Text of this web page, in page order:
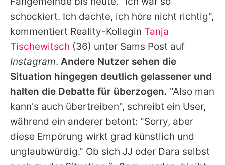
schockiert. Ich dachte, ich höre nicht richtig",
kommentiert Reality-Kollegin Tanja
Tischewitsch (36) unter Sams Post auf
Instagram. Andere Nutzer sehen die
Situation hingegen deutlich gelassener und
halten die Debatte für überzogen. "Also man
kann's auch übertreiben", schreibt ein User,
während ein anderer betont: "Sorry, aber
diese Empörung wirkt grad künstlich und
unglaubwürdig." Ob sich JJ oder Dara selbst